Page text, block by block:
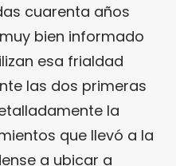
cuarenta años
bien informado
esa frialdad
las dos primeras
la
que llevó a la
a ubicar a